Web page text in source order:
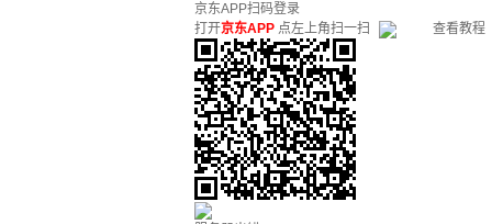
京东APP扫码登录
打开京东APP 点左上角扫一扫 查看教程